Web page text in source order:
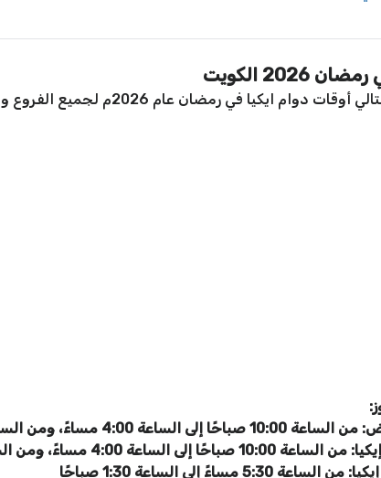
2026 الكويت
دوام ايكيا في رمضان عام 2026م لجميع الفروع والأقسام:
الساعة 4:00 مساءً، ومن الساعة 8:00 مساءً إلى الساعة 1:30 صباحًا
إلى الساعة 4:00 مساءً، ومن الساعة 5:30 مساءً إلى الساعة 1:30 صباحًا
5:30 مساءً إلى الساعة 1:30 صباحًا